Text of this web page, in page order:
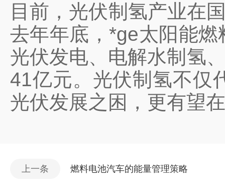
目前，光伏制氢产业在
去年年底，*ge太阳能
光伏发电、电解水制氢
41亿元。光伏制氢不仅
光伏发展之困，更有望
上一条 燃料电池汽车的能量管理策略